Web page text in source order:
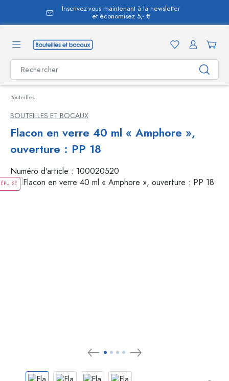
principal
Inscrivez-vous maintenant à la newsletter
et économisez 5,- €
Bouteilles
BOUTEILLES ET BOCAUX
Flacon en verre 40 ml « Amphore »,
ouverture : PP 18
Numéro d'article : 100020520
ÉPUISÉ